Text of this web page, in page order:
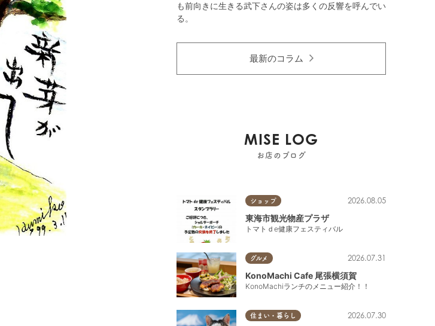
も前向きに生きる武下さんの姿は多くの反響を呼んでい
る。
最新のコラム
MISE LOG
お店のブログ
ショップ 2026.08.05
東海市観光物産プラザ
トマトｄe健康フェスティバル
グルメ 2026.07.31
KonoMachi Cafe 尾張横須賀
KonoMachiランチのメニュー紹介！！
住まい・暮らし 2026.07.30